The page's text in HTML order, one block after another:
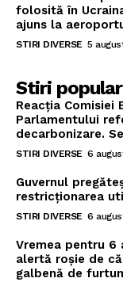
folosită în
ajuns la
STIRI DIVERSE 5
Stiri
Reacția Comisiei
Parlamentului
decarbonizare.
STIRI DIVERSE 6
Guvernul
restricționarea
STIRI DIVERSE 6
Vremea pentru 6
alertă roșie de
galbenă de